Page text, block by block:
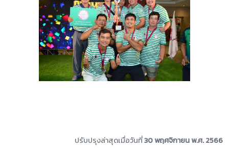
ปรับปรุงล่าสุดเมื่อวันที่30 พฤศจิกายน พ.ศ. 2566